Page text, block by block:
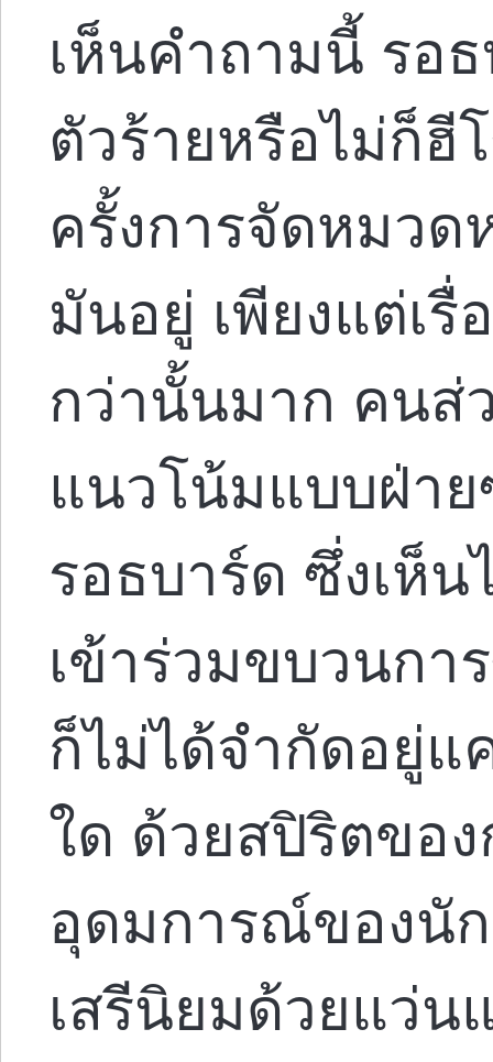
เห็นคำถามนี้ รอ
ตัวร้ายหรือไม่ก็ฮี
ครั้งการจัดหมวด
มันอยู่ เพียงแต่เรื่
กว่านั้นมาก คนส่
แนวโน้มแบบฝ่า
รอธบาร์ด ซึ่งเห็
เข้าร่วมขบวนกา
ก็ไม่ได้จำกัดอยู่แ
ใด ด้วยสปิริตขอ
อุดมการณ์ของนั
เสรีนิยมด้วยแว่น